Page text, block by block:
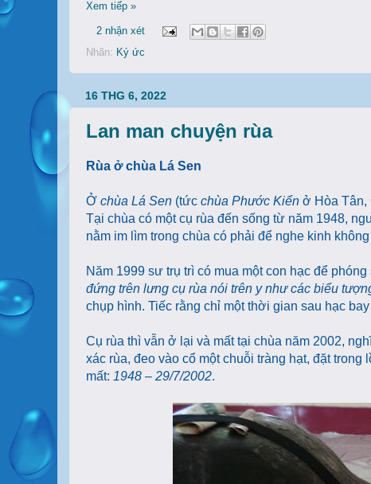
Xem tiếp »
2 nhận xét
Nhãn: Ký ức
16 THG 6, 2022
Lan man chuyện rùa
Rùa ở chùa Lá Sen
Ở chùa Lá Sen (tức chùa Phước Kiển ở Hòa Tân,
Tại chùa có một cụ rùa đến sống từ năm 1948,
nằm im lìm trong chùa có phải để nghe kinh
Năm 1999 sư trụ trì có mua một con hạc để
đứng trên lưng cụ rùa nói trên y như các biểu
chụp hình. Tiếc rằng chỉ một thời gian sau hạc bay
Cụ rùa thì vẫn ở lại và mất tại chùa năm 2002,
xác rùa, đeo vào cổ một chuỗi tràng hạt, đặt
mất: 1948 – 29/7/2002.